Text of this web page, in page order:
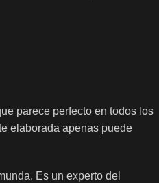
parece perfecto en todos los
elaborada apenas puede
Es un experto del